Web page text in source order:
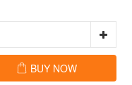
BUY NOW